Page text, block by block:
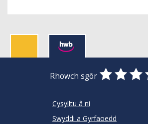
Rhowch sgôr
0
Stars
1
Star
2
Stars
3
Cysylltu â ni
Swyddi a Gyrfaoedd